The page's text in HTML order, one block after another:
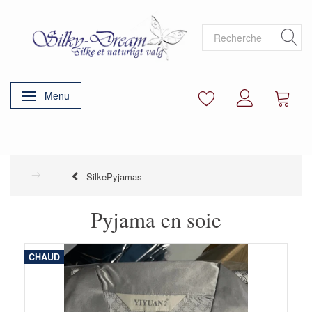
Basculer la navigation
Menu
SilkePyjamas
Pyjama en soie
CHAUD